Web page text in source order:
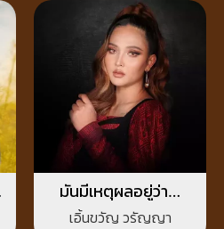
มันมีเหตุผลอยู่ว่า…
เอิ้นขวัญ วรัญญา